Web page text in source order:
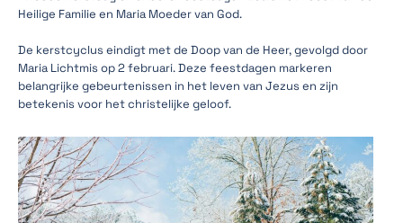
Heilige Familie en Maria Moeder van God.
De kerstcyclus eindigt met de Doop van de Heer, gevolgd door
Maria Lichtmis op 2 februari. Deze feestdagen markeren
belangrijke gebeurtenissen in het leven van Jezus en zijn
betekenis voor het christelijke geloof.